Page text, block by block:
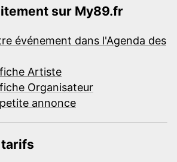
sur My89.fr
événement dans l'Agenda des
Artiste
Organisateur
annonce